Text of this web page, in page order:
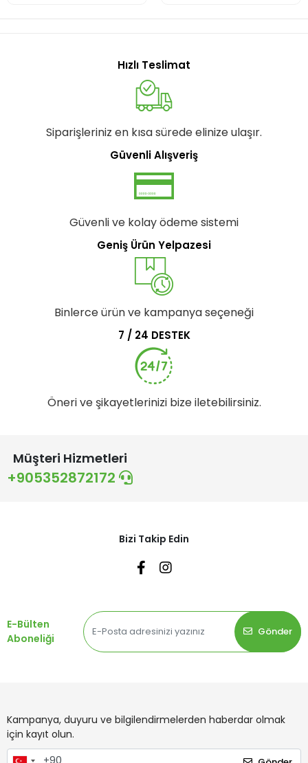
Hızlı Teslimat
Siparişleriniz en kısa sürede elinize ulaşır.
Güvenli Alışveriş
Güvenli ve kolay ödeme sistemi
Geniş Ürün Yelpazesi
Binlerce ürün ve kampanya seçeneği
7 / 24 DESTEK
Öneri ve şikayetlerinizi bize iletebilirsiniz.
Müşteri Hizmetleri
+905352872172
Bizi Takip Edin
E-Bülten
Aboneliği
Gönder
Kampanya, duyuru ve bilgilendirmelerden haberdar olmak
için kayıt olun.